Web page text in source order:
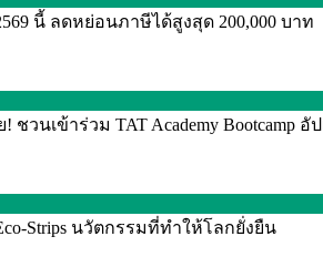
นี้ ลดหย่อนภาษีได้สูงสุด 200,000 บาท
ชวนเข้าร่วม TAT Academy Bootcamp
Strips นวัตกรรมที่ทำให้โลกยั่งยืน